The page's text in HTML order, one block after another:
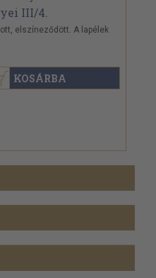
elszíneződött. A lapélek
KOSÁRBA